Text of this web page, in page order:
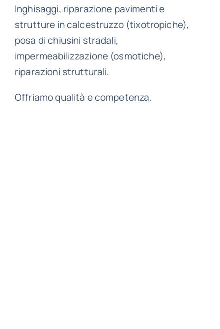
Inghisaggi, riparazione pavimenti e
strutture in calcestruzzo (tixotropiche),
posa di chiusini stradali,
impermeabilizzazione (osmotiche),
riparazioni strutturali.
Offriamo qualità e competenza.